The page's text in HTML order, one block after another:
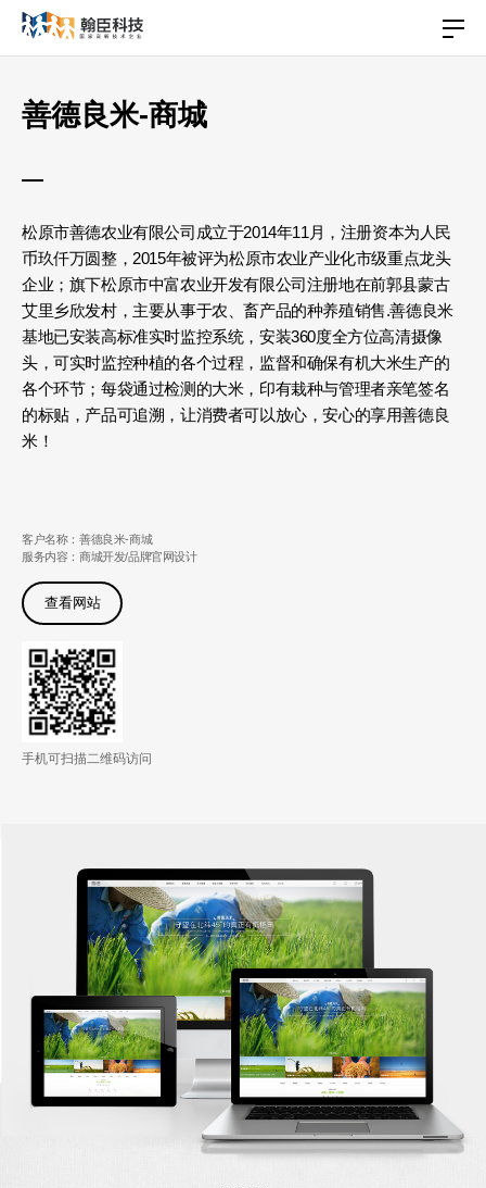
善德良米-商城
松原市善德农业有限公司成立于2014年11月，注册资本为人民
币玖仟万圆整，2015年被评为松原市农业产业化市级重点龙头
企业；旗下松原市中富农业开发有限公司注册地在前郭县蒙古
艾里乡欣发村，主要从事于农、畜产品的种养殖销售.善德良米
基地已安装高标准实时监控系统，安装360度全方位高清摄像
头，可实时监控种植的各个过程，监督和确保有机大米生产的
各个环节；每袋通过检测的大米，印有栽种与管理者亲笔签名
的标贴，产品可追溯，让消费者可以放心，安心的享用善德良
米！
客户名称：善德良米-商城
服务内容：商城开发/品牌官网设计
查看网站
手机可扫描二维码访问